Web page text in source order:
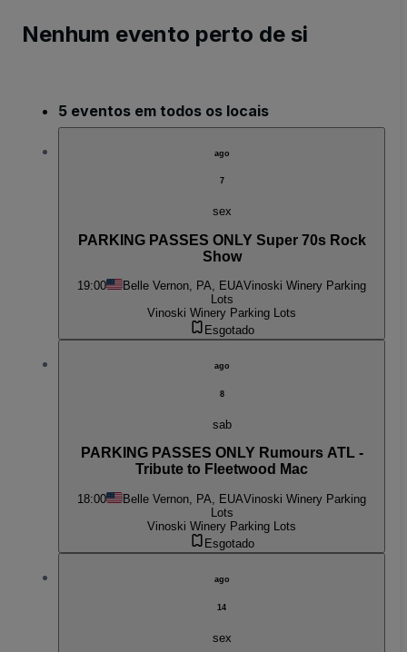
Nenhum evento perto de si
5 eventos em todos os locais
ago
7
sex
PARKING PASSES ONLY Super 70s Rock
Show
19:00 Belle Vernon, PA, EUAVinoski Winery Parking
Lots
Vinoski Winery Parking Lots
Esgotado
ago
8
sab
PARKING PASSES ONLY Rumours ATL -
Tribute to Fleetwood Mac
18:00 Belle Vernon, PA, EUAVinoski Winery Parking
Lots
Vinoski Winery Parking Lots
Esgotado
ago
14
sex